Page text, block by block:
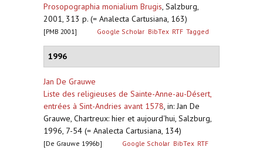
Prosopographia monialium Brugis, Salzburg,
2001, 313 p. (= Analecta Cartusiana, 163)
[PMB 2001] Google Scholar BibTex RTF Tagged
1996
Jan De Grauwe
Liste des religieuses de Sainte-Anne-au-Désert,
entrées à Sint-Andries avant 1578, in: Jan De
Grauwe, Chartreux: hier et aujourd'hui, Salzburg,
1996, 7-54 (= Analecta Cartusiana, 134)
[De Grauwe 1996b] Google Scholar BibTex RTF